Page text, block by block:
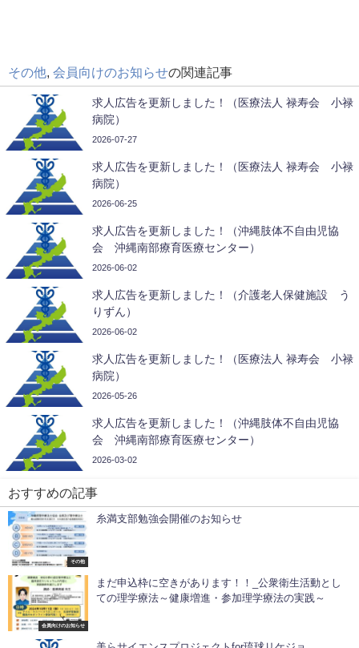
その他 会員向けのお知らせの関連記事
求人広告を更新しました！（医療法人 禄寿会 小禄
病院）
2026-07-27
求人広告を更新しました！（医療法人 禄寿会 小禄
病院）
2026-06-25
求人広告を更新しました！（沖縄肢体不自由児協
会 沖縄南部療育医療センター）
2026-06-02
求人広告を更新しました！（介護老人保健施設 う
りずん）
2026-06-02
求人広告を更新しました！（医療法人 禄寿会 小禄
病院）
2026-05-26
求人広告を更新しました！（沖縄肢体不自由児協
会 沖縄南部療育医療センター）
2026-03-02
おすすめの記事
その他
糸満支部勉強会開催のお知らせ
会員向けのお知らせ
まだ申込枠に空きがあります！！_公衆衛生活動とし
ての理学療法～健康増進・参加理学療法の実践～